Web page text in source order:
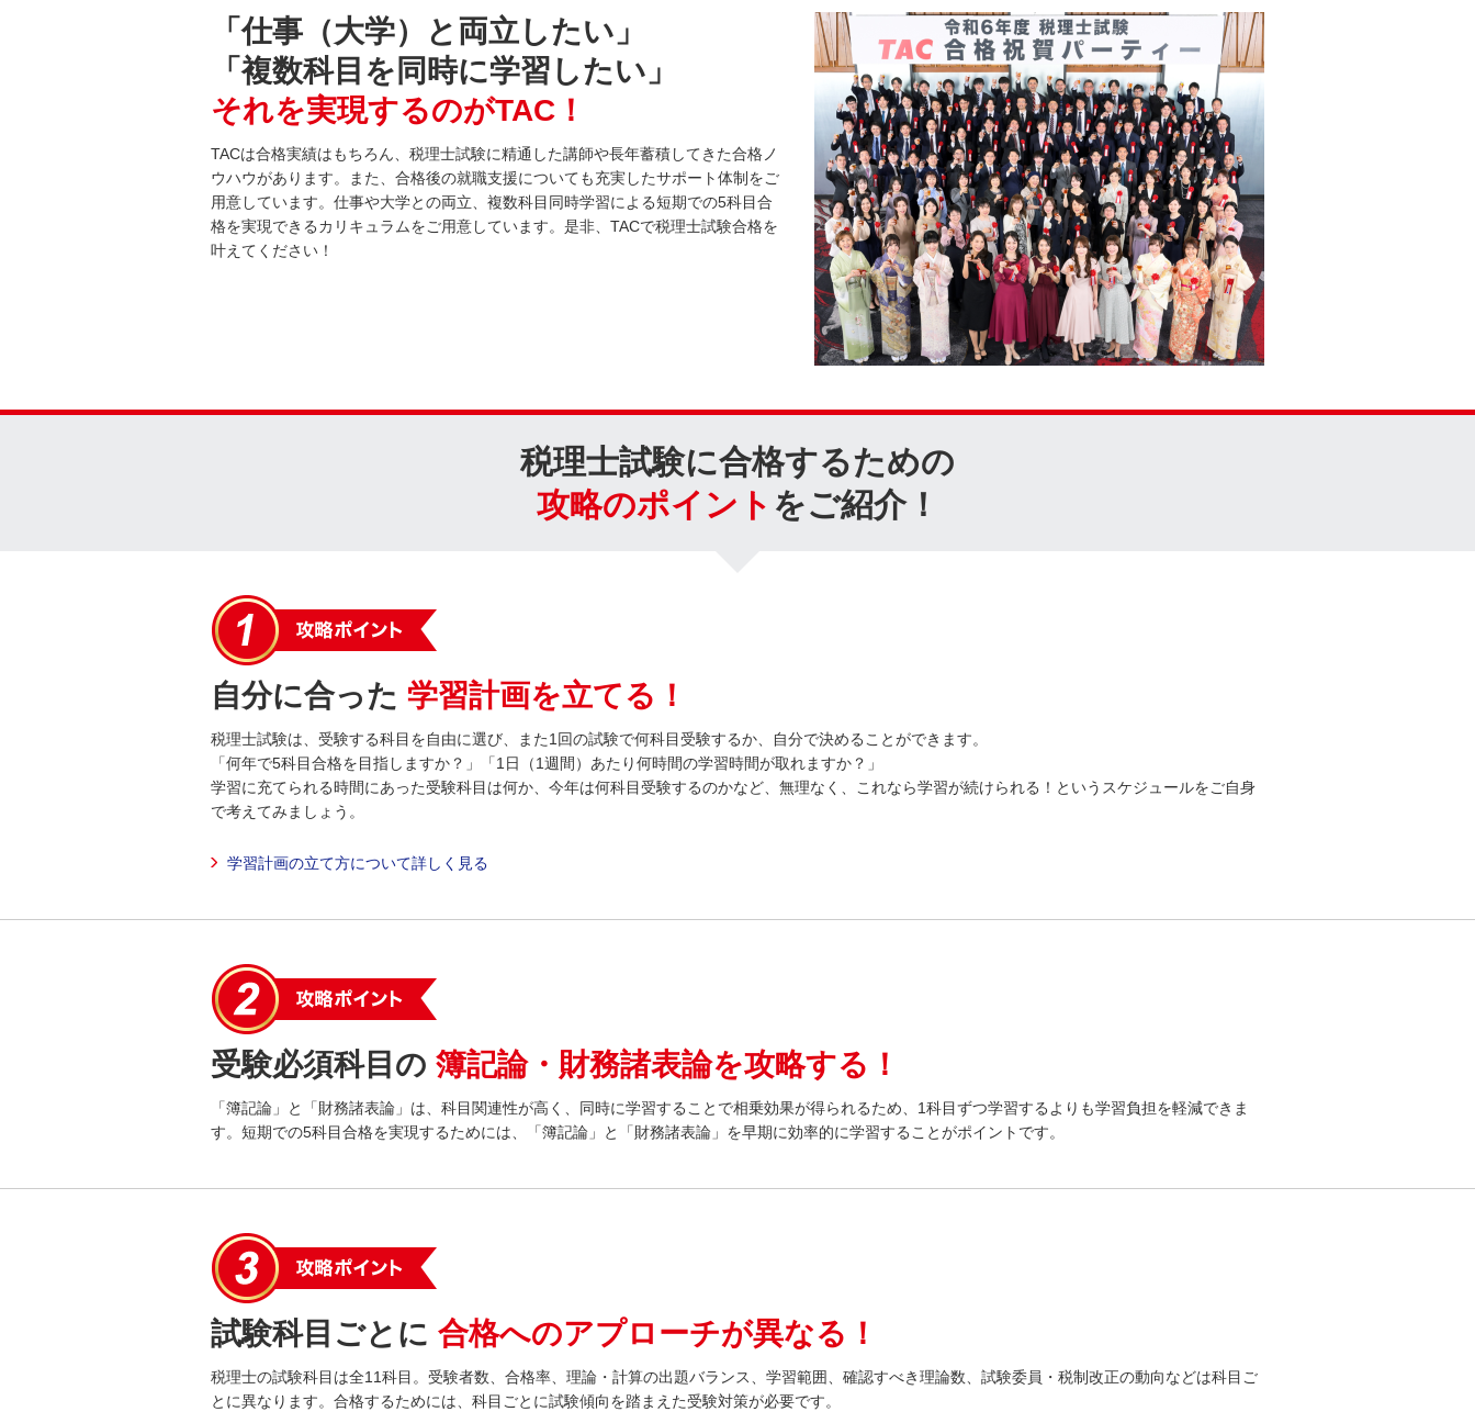
「仕事（大学）と両立したい」
「複数科目を同時に学習したい」
それを実現するのがTAC！
TACは合格実績はもちろん、税理士試験に精通した講師や長年蓄積してきた合格ノ
ウハウがあります。また、合格後の就職支援についても充実したサポート体制をご
用意しています。仕事や大学との両立、複数科目同時学習による短期での5科目合
格を実現できるカリキュラムをご用意しています。是非、TACで税理士試験合格を
叶えてください！
税理士試験に合格するための
攻略のポイント をご紹介！
自分に合った 学習計画を立てる！
税理士試験は、受験する科目を自由に選び、また1回の試験で何科目受験するか、自分で決めることができます。
「何年で5科目合格を目指しますか？」「1日（1週間）あたり何時間の学習時間が取れますか？」
学習に充てられる時間にあった受験科目は何か、今年は何科目受験するのかなど、無理なく、これなら学習が続けられる！というスケジュールをご自身
で考えてみましょう。
学習計画の立て方について詳しく見る
受験必須科目の 簿記論・財務諸表論を攻略する！
「簿記論」と「財務諸表論」は、科目関連性が高く、同時に学習することで相乗効果が得られるため、1科目ずつ学習するよりも学習負担を軽減できま
す。短期での5科目合格を実現するためには、「簿記論」と「財務諸表論」を早期に効率的に学習することがポイントです。
試験科目ごとに 合格へのアプローチが異なる！
税理士の試験科目は全11科目。受験者数、合格率、理論・計算の出題バランス、学習範囲、確認すべき理論数、試験委員・税制改正の動向などは科目ご
とに異なります。合格するためには、科目ごとに試験傾向を踏まえた受験対策が必要です。